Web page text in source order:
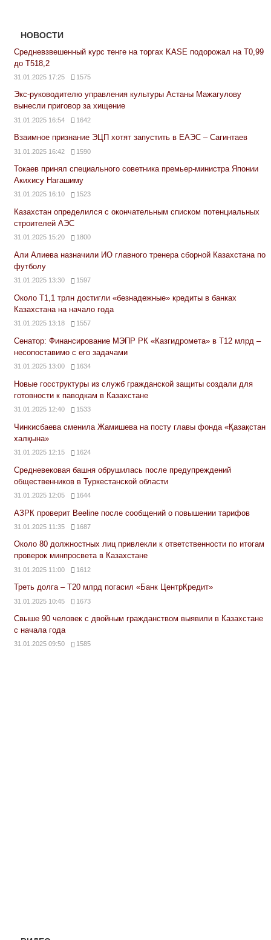
НОВОСТИ
Средневзвешенный курс тенге на торгах KASE подорожал на Т0,99
до Т518,2
31.01.2025 17:25 1575
Экс-руководителю управления культуры Астаны Мажагулову
вынесли приговор за хищение
31.01.2025 16:54 1642
Взаимное признание ЭЦП хотят запустить в ЕАЭС – Сагинтаев
31.01.2025 16:42 1590
Токаев принял специального советника премьер-министра Японии
Акихису Нагашиму
31.01.2025 16:10 1523
Казахстан определился с окончательным списком потенциальных
строителей АЭС
31.01.2025 15:20 1800
Али Алиева назначили ИО главного тренера сборной Казахстана по
футболу
31.01.2025 13:30 1597
Около Т1,1 трлн достигли «безнадежные» кредиты в банках
Казахстана на начало года
31.01.2025 13:18 1557
Сенатор: Финансирование МЭПР РК «Казгидромета» в Т12 млрд –
несопоставимо с его задачами
31.01.2025 13:00 1634
Новые госструктуры из служб гражданской защиты создали для
готовности к паводкам в Казахстане
31.01.2025 12:40 1533
Чинкисбаева сменила Жамишева на посту главы фонда «Қазақстан
халқына»
31.01.2025 12:15 1624
Средневековая башня обрушилась после предупреждений
общественников в Туркестанской области
31.01.2025 12:05 1644
АЗРК проверит Beeline после сообщений о повышении тарифов
31.01.2025 11:35 1687
Около 80 должностных лиц привлекли к ответственности по итогам
проверок минпросвета в Казахстане
31.01.2025 11:00 1612
Треть долга – Т20 млрд погасил «Банк ЦентрКредит»
31.01.2025 10:45 1673
Свыше 90 человек с двойным гражданством выявили в Казахстане
с начала года
31.01.2025 09:50 1585